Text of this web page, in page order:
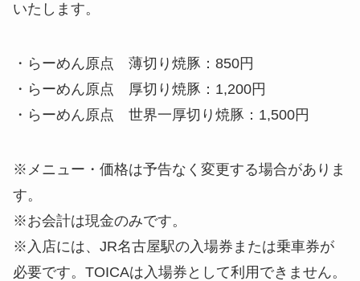
いたします。
・らーめん原点 薄切り焼豚：850円
・らーめん原点 厚切り焼豚：1,200円
・らーめん原点 世界一厚切り焼豚：1,500円
※メニュー・価格は予告なく変更する場合がありま
す。
※お会計は現金のみです。
※入店には、JR名古屋駅の入場券または乗車券が
必要です。TOICAは入場券として利用できません。